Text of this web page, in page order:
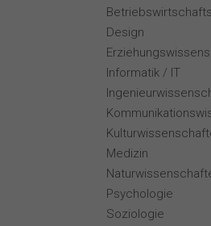
Design
Informatik / IT
Medizin
Psychologie
Soziologie